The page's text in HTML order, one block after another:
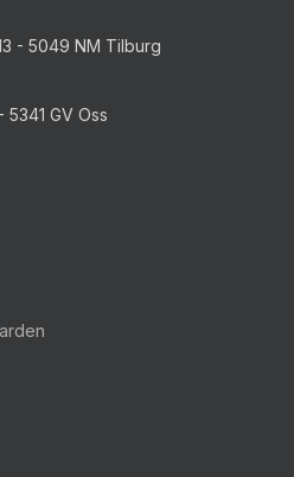
- 5049 NM Tilburg
5341 GV Oss